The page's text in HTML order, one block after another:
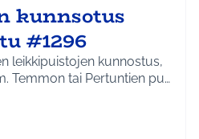
kunnsotus
#1296
leikkipuistojen kunnostus,
Temmon tai Pertuntien pu…
Jokela
mukaan: Ympäristö